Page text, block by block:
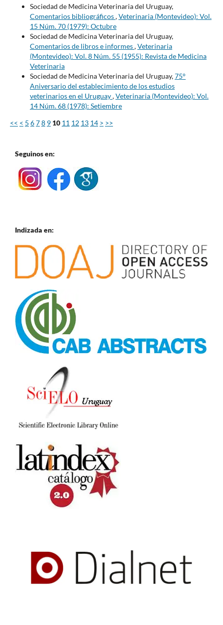
Sociedad de Medicina Veterinaria del Uruguay,
Comentarios bibliográficos,Veterinaria (Montevideo): Vol.
15 Núm. 70 (1979): Octubre
Sociedad de Medicina Veterinaria del Uruguay,
Comentarios de libros e informes,Veterinaria
(Montevideo): Vol. 8 Núm. 55 (1955): Revista de Medicina
Veterinaria
Sociedad de Medicina Veterinaria del Uruguay,75°
Aniversario del establecimiento de los estudios
veterinarios en el Uruguay,Veterinaria (Montevideo): Vol.
14 Núm. 68 (1978): Setiembre
<< < 5 678 9 10 11 12 13 14 > >>
Seguinos en:
Indizada en: